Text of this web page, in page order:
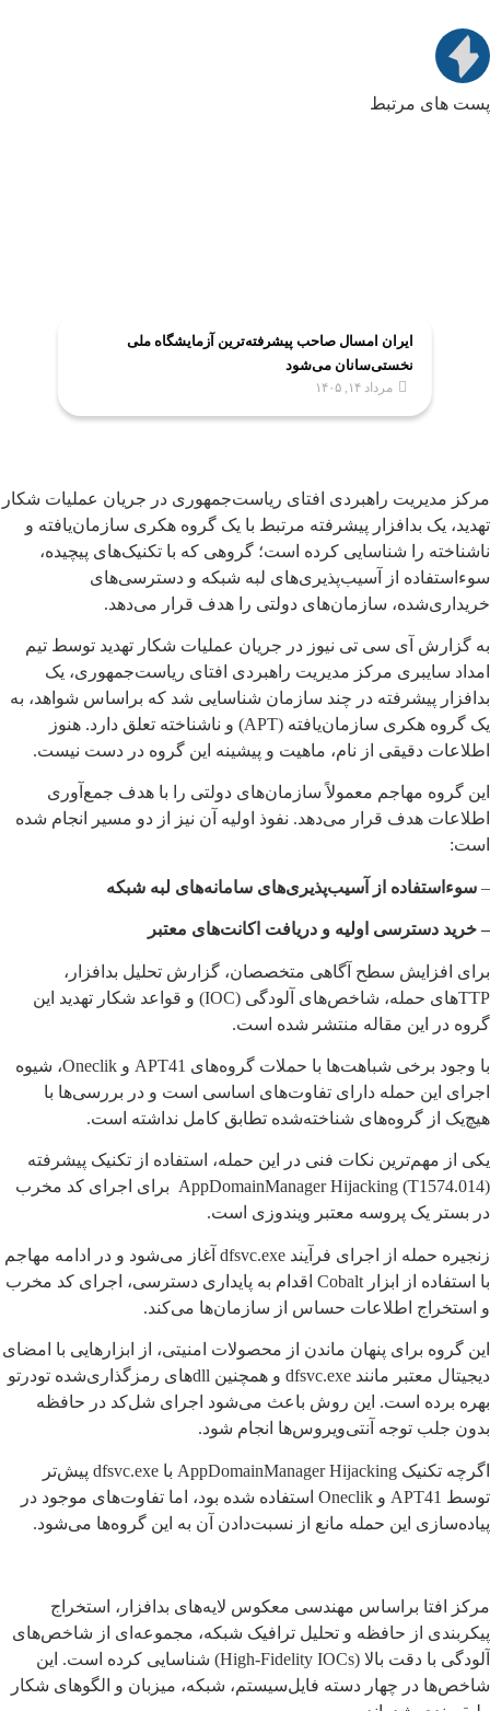
پست های مرتبط
ایران امسال صاحب پیشرفته‌ترین آزمایشگاه ملی
نخستی‌سانان می‌شود
مرداد ۱۴, ۱۴۰۵
مرکز مدیریت راهبردی افتای ریاست‌جمهوری در جریان عملیات شکار
تهدید، یک بدافزار پیشرفته مرتبط با یک گروه هکری سازمان‌یافته و
ناشناخته را شناسایی کرده است؛ گروهی که با تکنیک‌های پیچیده،
سوءاستفاده از آسیب‌پذیری‌های لبه شبکه و دسترسی‌های
خریداری‌شده، سازمان‌های دولتی را هدف قرار می‌دهد.
به گزارش آی سی تی نیوز در جریان عملیات شکار تهدید توسط تیم
امداد سایبری مرکز مدیریت راهبردی افتای ریاست‌جمهوری، یک
بدافزار پیشرفته در چند سازمان شناسایی شد که براساس شواهد، به
یک گروه هکری سازمان‌یافته (APT) و ناشناخته تعلق دارد. هنوز
اطلاعات دقیقی از نام، ماهیت و پیشینه این گروه در دست نیست.
این گروه مهاجم معمولاً سازمان‌های دولتی را با هدف جمع‌آوری
اطلاعات هدف قرار می‌دهد. نفوذ اولیه آن نیز از دو مسیر انجام شده
است:
– سوءاستفاده از آسیب‌پذیری‌های سامانه‌های لبه شبکه
– خرید دسترسی اولیه و دریافت اکانت‌های معتبر
برای افزایش سطح آگاهی متخصصان، گزارش تحلیل بدافزار،
TTPهای حمله، شاخص‌های آلودگی (IOC) و قواعد شکار تهدید این
گروه در این مقاله منتشر شده است.
با وجود برخی شباهت‌ها با حملات گروه‌های APT41 و Oneclik، شیوه
اجرای این حمله دارای تفاوت‌های اساسی است و در بررسی‌ها با
هیچ‌یک از گروه‌های شناخته‌شده تطابق کامل نداشته است.
یکی از مهم‌ترین نکات فنی در این حمله، استفاده از تکنیک پیشرفته
AppDomainManager Hijacking (T1574.014) برای اجرای کد مخرب
در بستر یک پروسه معتبر ویندوزی است.
زنجیره حمله از اجرای فرآیند dfsvc.exe آغاز می‌شود و در ادامه مهاجم
با استفاده از ابزار Cobalt اقدام به پایداری دسترسی، اجرای کد مخرب
و استخراج اطلاعات حساس از سازمان‌ها می‌کند.
این گروه برای پنهان ماندن از محصولات امنیتی، از ابزارهایی با امضای
دیجیتال معتبر مانند dfsvc.exe و همچنین dllهای رمزگذاری‌شده تودرتو
بهره برده است. این روش باعث می‌شود اجرای شل‌کد در حافظه
بدون جلب توجه آنتی‌ویروس‌ها انجام شود.
اگرچه تکنیک AppDomainManager Hijacking با dfsvc.exe پیش‌تر
توسط APT41 و Oneclik استفاده شده بود، اما تفاوت‌های موجود در
پیاده‌سازی این حمله مانع از نسبت‌دادن آن به این گروه‌ها می‌شود.
مرکز افتا براساس مهندسی معکوس لایه‌های بدافزار، استخراج
پیکربندی از حافظه و تحلیل ترافیک شبکه، مجموعه‌ای از شاخص‌های
آلودگی با دقت بالا (High-Fidelity IOCs) شناسایی کرده است. این
شاخص‌ها در چهار دسته فایل‌سیستم، شبکه، میزبان و الگوهای شکار